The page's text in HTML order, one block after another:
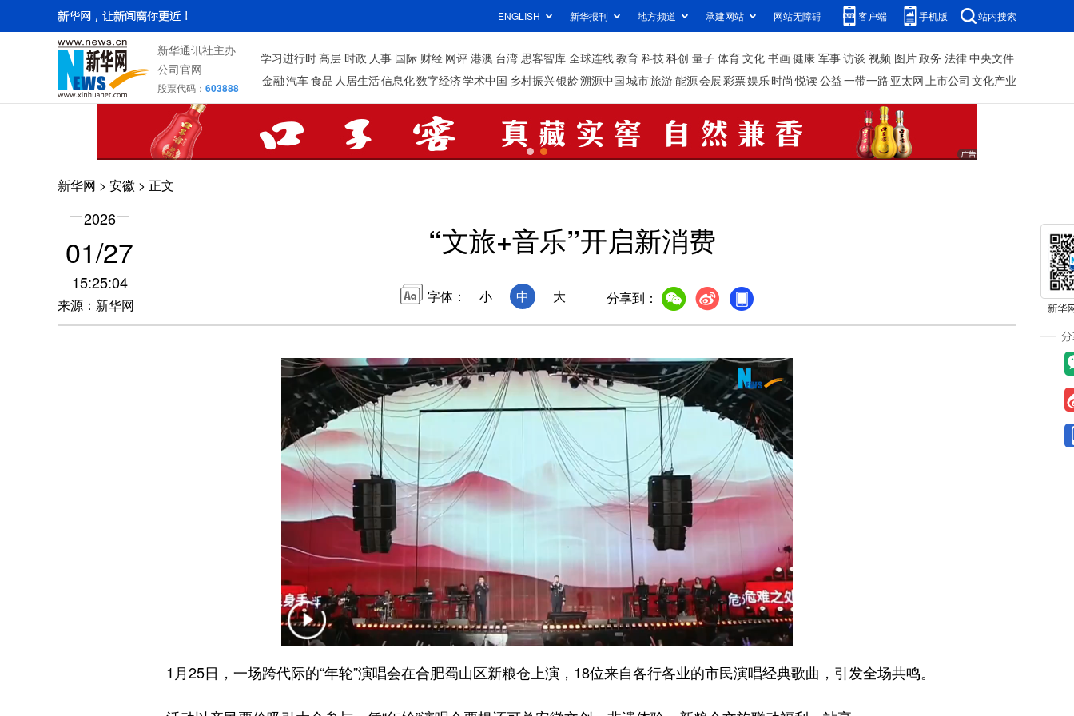
ENGLISH 新华报刊 地方频道 承建网站 网站无障碍 客户端 手机版 站内搜索
新华通讯社主办
公司官网
股票代码： 603888
学习进行时高层 时政 人事 国际 财经 网评 港澳 台湾 思客智库 全球连线教育 科技科创 量子 体育文化 书画健康 军事访谈 视频 图片政务 法律中央文件
金融汽车食品 人居生活信息化数字经济学术中国 乡村振兴银龄溯源中国城市旅游能源会展彩票娱乐时尚 悦读公益一带一路 亚太网上市公司 文化产业
新华网 > 安徽 > 正文
2026
01/27
15:25:04
来源：新华网
“文旅+音乐”开启新消费
字体： 小 中 大 分享到：
1月25日，一场跨代际的“年轮”演唱会在合肥蜀山区新粮仓上演，18位来自各行各业的市民演唱经典歌曲，引发全场共鸣。